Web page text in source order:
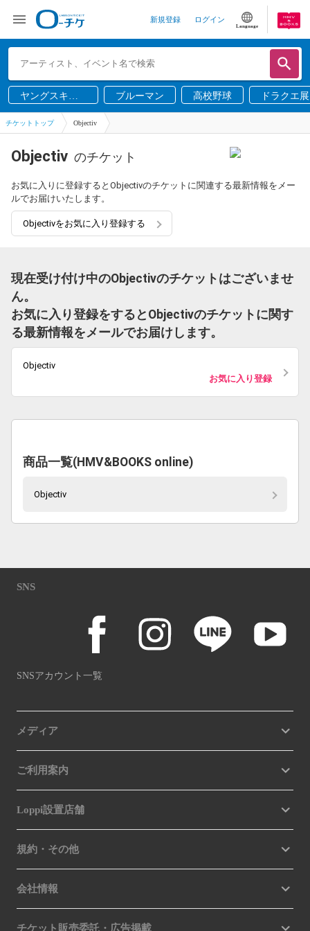
新規登録 ログイン
Language
ヤングスキニ
ー
ブルーマン 高校野球 ドラクエ展
チケットトップ Objectiv
Objectiv のチケット
お気に入りに登録するとObjectivのチケットに関連する最新情報をメー
ルでお届けいたします。
Objectivをお気に入り登録する
現在受け付け中のObjectivのチケットはございませ
ん。
お気に入り登録をするとObjectivのチケットに関す
る最新情報をメールでお届けします。
Objectiv
お気に入り登録
商品一覧(HMV&BOOKS online)
Objectiv
SNS
SNSアカウント一覧
メディア
ご利用案内
Loppi設置店舗
規約・その他
会社情報
チケット販売委託・広告掲載